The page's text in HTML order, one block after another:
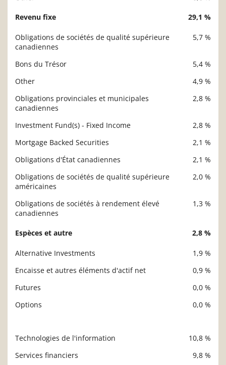
Revenu fixe 29,1 %
Obligations de sociétés de qualité supérieure
canadiennes
5,7 %
Bons du Trésor
5,4 %
Other
4,9 %
Obligations provinciales et municipales
canadiennes
2,8 %
Investment Fund(s) - Fixed Income
2,8 %
Mortgage Backed Securities
2,1 %
Obligations d'État canadiennes
2,1 %
Obligations de sociétés de qualité supérieure
américaines
2,0 %
Obligations de sociétés à rendement élevé
canadiennes
1,3 %
Espèces et autre 2,8 %
Alternative Investments
1,9 %
Encaisse et autres éléments d'actif net
0,9 %
Futures
0,0 %
Options
0,0 %
Technologies de l'information
10,8 %
Services financiers
9,8 %